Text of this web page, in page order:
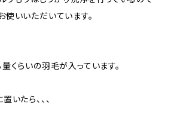
いいただいています。
くらいの羽毛が入っています。
いたら、、、